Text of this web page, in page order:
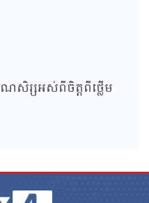
សិរ្សអស់ពីចិត្តពីថ្លើម